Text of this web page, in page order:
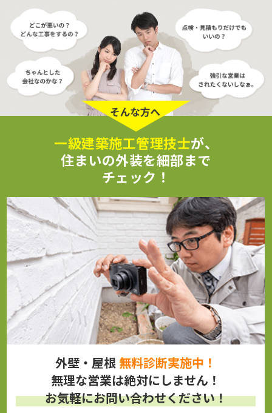
一級建築施工管理技士が、
住まいの外装を細部まで
チェック！
外壁・屋根 無料診断実施中！
無理な営業は絶対にしません！
お気軽にお問い合わせください！